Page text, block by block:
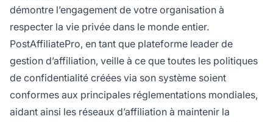
démontre l’engagement de votre organisation à
respecter la vie privée dans le monde entier.
PostAffiliatePro, en tant que plateforme leader de
gestion d’affiliation, veille à ce que toutes les politiques
de confidentialité créées via son système soient
conformes aux principales réglementations mondiales,
aidant ainsi les réseaux d’affiliation à maintenir la